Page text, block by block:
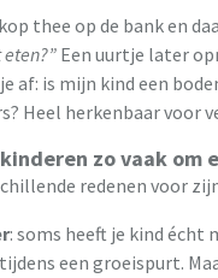
thee op de bank en
Een uurtje later
af: is mijn kind een
Heel herkenbaar voor
zo vaak om
redenen voor
: soms heeft je kind écht
een groeispurt.